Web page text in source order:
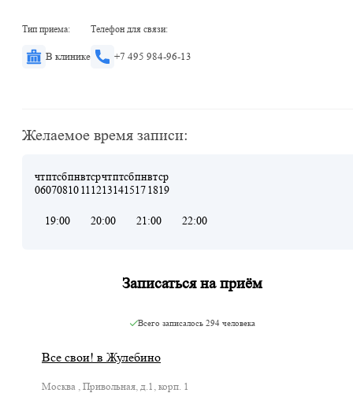
Тип приема:
В клинике
Телефон для связи:
+7 495 984-96-13
Желаемое время записи:
чт
06
пт
07
сб
08
пн
10
вт
11
ср
12
чт
13
пт
14
сб
15
пн
17
вт
18
ср
19
19:00 20:00 21:00 22:00
Записаться на приём
Всего записалось294 человека
Все свои! в Жулебино
Москва , Привольная, д.1, корп. 1